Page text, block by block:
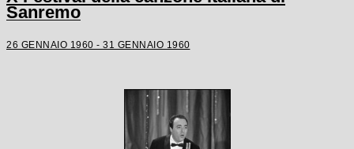
Sanremo
26 GENNAIO 1960 - 31 GENNAIO 1960